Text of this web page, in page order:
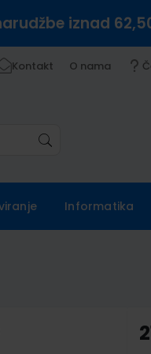
iznad
Kontakt O nama
Informatika